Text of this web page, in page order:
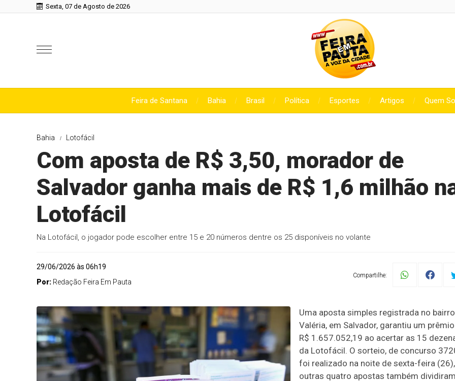
Sexta, 07 de Agosto de 2026
Feira de Santana Bahia Brasil Política Esportes Artigos Quem
Bahia Lotofácil
Com aposta de R$ 3,50, morador de
Salvador ganha mais de R$ 1,6 milhão
Lotofácil
Na Lotofácil, o jogador pode escolher entre 15 e 20 números dentre os 25 disponíveis no volante
29/06/2026 às 06h19
Por: Redação Feira Em Pauta
Compartilhe:
Uma aposta simples registrada no
Valéria, em Salvador, garantiu um
R$ 1.657.052,19 ao acertar as 15
da Lotofácil. O sorteio, de concurso
foi realizado na noite de sexta-feira
outras quatro apostas também